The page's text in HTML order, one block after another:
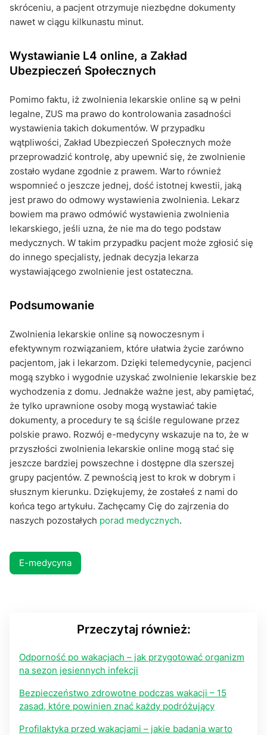
skróceniu, a pacjent otrzymuje niezbędne dokumenty
nawet w ciągu kilkunastu minut.
Wystawianie L4 online, a Zakład
Ubezpieczeń Społecznych
Pomimo faktu, iż zwolnienia lekarskie online są w pełni
legalne, ZUS ma prawo do kontrolowania zasadności
wystawienia takich dokumentów. W przypadku
wątpliwości, Zakład Ubezpieczeń Społecznych może
przeprowadzić kontrolę, aby upewnić się, że zwolnienie
zostało wydane zgodnie z prawem. Warto również
wspomnieć o jeszcze jednej, dość istotnej kwestii, jaką
jest prawo do odmowy wystawienia zwolnienia. Lekarz
bowiem ma prawo odmówić wystawienia zwolnienia
lekarskiego, jeśli uzna, że nie ma do tego podstaw
medycznych. W takim przypadku pacjent może zgłosić się
do innego specjalisty, jednak decyzja lekarza
wystawiającego zwolnienie jest ostateczna.
Podsumowanie
Zwolnienia lekarskie online są nowoczesnym i
efektywnym rozwiązaniem, które ułatwia życie zarówno
pacjentom, jak i lekarzom. Dzięki telemedycynie, pacjenci
mogą szybko i wygodnie uzyskać zwolnienie lekarskie bez
wychodzenia z domu. Jednakże ważne jest, aby pamiętać,
że tylko uprawnione osoby mogą wystawiać takie
dokumenty, a procedury te są ściśle regulowane przez
polskie prawo. Rozwój e-medycyny wskazuje na to, że w
przyszłości zwolnienia lekarskie online mogą stać się
jeszcze bardziej powszechne i dostępne dla szerszej
grupy pacjentów. Z pewnością jest to krok w dobrym i
słusznym kierunku. Dziękujemy, że zostałeś z nami do
końca tego artykułu. Zachęcamy Cię do zajrzenia do
naszych pozostałych porad medycznych.
E-medycyna
Przeczytaj również:
Odporność po wakacjach – jak przygotować organizm
na sezon jesiennych infekcji
Bezpieczeństwo zdrowotne podczas wakacji – 15
zasad, które powinien znać każdy podróżujący
Profilaktyka przed wakacjami – jakie badania warto